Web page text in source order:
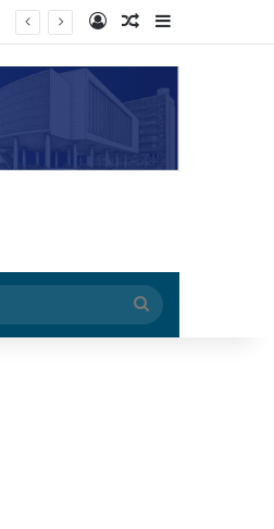
Log InRandom Article
Sidebar
Buscar
por